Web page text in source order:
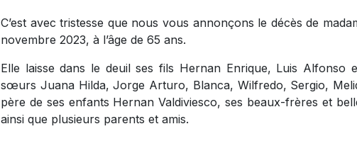
C’est avec tristesse que nous vous annonçons le décès de
novembre 2023, à l’âge de 65 ans.
Elle laisse dans le deuil ses fils Hernan Enrique, Luis Alfonso
sœurs Juana Hilda, Jorge Arturo, Blanca, Wilfredo, Sergio,
père de ses enfants Hernan Valdiviesco, ses beaux-frères et
ainsi que plusieurs parents et amis.